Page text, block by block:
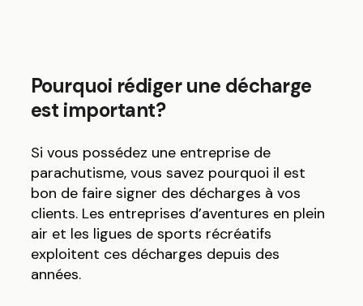
Pourquoi rédiger une décharge
est important?
Si vous possédez une entreprise de
parachutisme, vous savez pourquoi il est
bon de faire signer des décharges à vos
clients. Les entreprises d’aventures en plein
air et les ligues de sports récréatifs
exploitent ces décharges depuis des
années.